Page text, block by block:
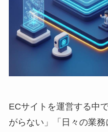
ECサイトを運営する中
がらない」「日々の業